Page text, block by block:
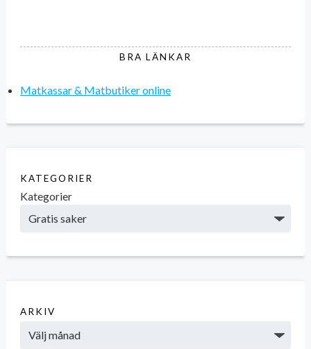
BRA LÄNKAR
Matkassar & Matbutiker online
KATEGORIER
Kategorier
ARKIV